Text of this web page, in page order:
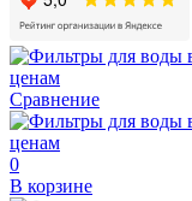
Сравнение
0
В корзине